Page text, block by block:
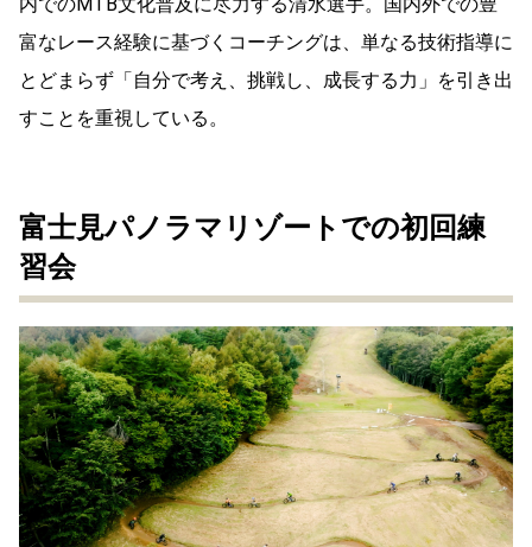
富なレース経験に基づくコーチングは、単なる技術指導に
とどまらず「自分で考え、挑戦し、成長する力」を引き出
すことを重視している。
富士見パノラマリゾートでの初回練
習会